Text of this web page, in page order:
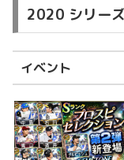
2020 シリー
イベント